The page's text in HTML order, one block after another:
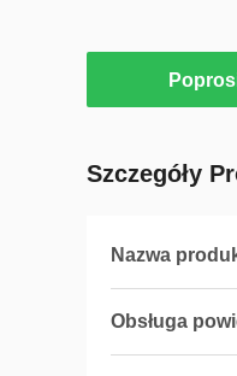
Szczegóły
Nazwa
Obsługa